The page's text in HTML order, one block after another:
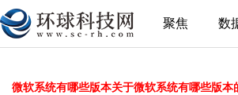
聚焦 数
微软系统有哪些版本关于微软系统有哪些版本